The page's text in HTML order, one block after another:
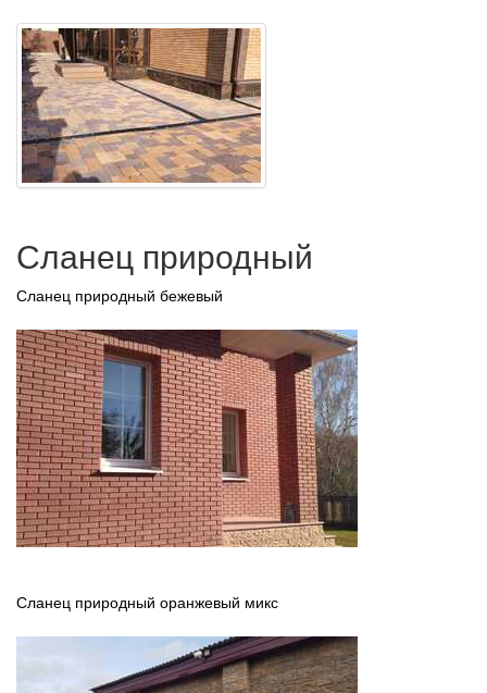
Сланец природный
Сланец природный бежевый
Сланец природный оранжевый микс